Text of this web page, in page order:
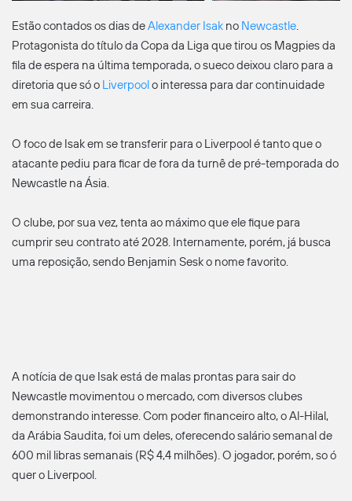
Estão contados os dias deAlexander Isak no Newcastle.
Protagonista do título da Copa da Liga que tirou os Magpies da
fila de espera na última temporada, o sueco deixou claro para a
diretoria que só o Liverpoolo interessa para dar continuidade
em sua carreira.
O foco de Isak em se transferir para o Liverpool é tanto que o
atacante pediu para ficar de fora da turnê de pré-temporada do
Newcastle na Ásia.
O clube, por sua vez, tenta ao máximo que ele fique para
cumprir seu contrato até 2028. Internamente, porém, já busca
uma reposição, sendo Benjamin Sesk o nome favorito.
A notícia de que Isak está de malas prontas para sair do
Newcastle movimentou o mercado, com diversos clubes
demonstrando interesse. Com poder financeiro alto, o Al-Hilal,
da Arábia Saudita, foi um deles, oferecendo salário semanal de
600 mil libras semanais (R$ 4,4 milhões). O jogador, porém, so ó
quer o Liverpool.